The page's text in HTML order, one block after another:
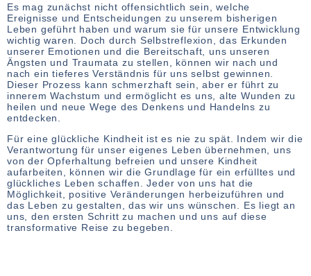
Es mag zunächst nicht offensichtlich sein, welche
Ereignisse und Entscheidungen zu unserem bisherigen
Leben geführt haben und warum sie für unsere Entwicklung
wichtig waren. Doch durch Selbstreflexion, das Erkunden
unserer Emotionen und die Bereitschaft, uns unseren
Ängsten und Traumata zu stellen, können wir nach und
nach ein tieferes Verständnis für uns selbst gewinnen.
Dieser Prozess kann schmerzhaft sein, aber er führt zu
innerem Wachstum und ermöglicht es uns, alte Wunden zu
heilen und neue Wege des Denkens und Handelns zu
entdecken.
Für eine glückliche Kindheit ist es nie zu spät. Indem wir die
Verantwortung für unser eigenes Leben übernehmen, uns
von der Opferhaltung befreien und unsere Kindheit
aufarbeiten, können wir die Grundlage für ein erfülltes und
glückliches Leben schaffen. Jeder von uns hat die
Möglichkeit, positive Veränderungen herbeizuführen und
das Leben zu gestalten, das wir uns wünschen. Es liegt an
uns, den ersten Schritt zu machen und uns auf diese
transformative Reise zu begeben.